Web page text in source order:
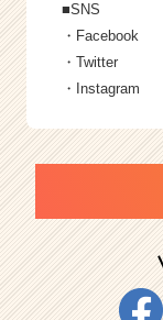
■SNS
・ Facebook
・ Twitter
・ Instagram